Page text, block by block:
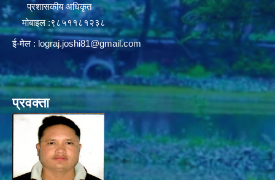
प्रशासकीय अधिकृत
मोबाइल :९८५११८१२३८
ई-मेल : lograj.joshi81@gmail.com
प्रवक्ता